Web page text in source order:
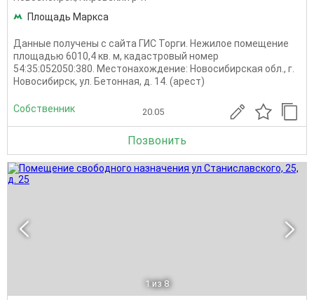
Площадь Маркса
Данные получены с сайта ГИС Торги. Нежилое помещение
площадью 6010,4 кв. м, кадастровый номер
54:35:052050:380. Местонахождение: Новосибирская обл., г.
Новосибирск, ул. Бетонная, д. 14. (арест)
Собственник 20.05
Позвонить
1 из 8